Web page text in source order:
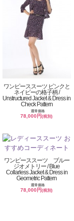
ワンピーススーツ ピンクと
ネイビーの格子柄 /
Unstructured Jacket & Dress in
Check Pattern
通常価格
78,000円(税別)
ワンピーススーツ ブルー
ジオメトリー / Blue
Collarless Jacket & Dress in
Geometric Pattern
通常価格
78,000円(税別)